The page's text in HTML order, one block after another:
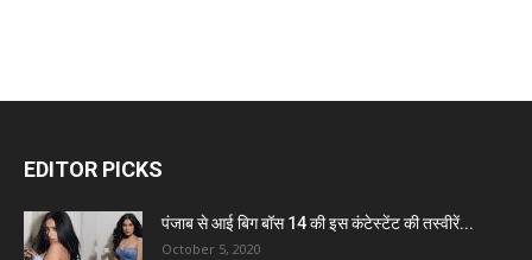
EDITOR PICKS
पंजाब से आई बिग बॉस 14 की इस कंटेस्टेंट की तस्वीरें...
October 5, 2020